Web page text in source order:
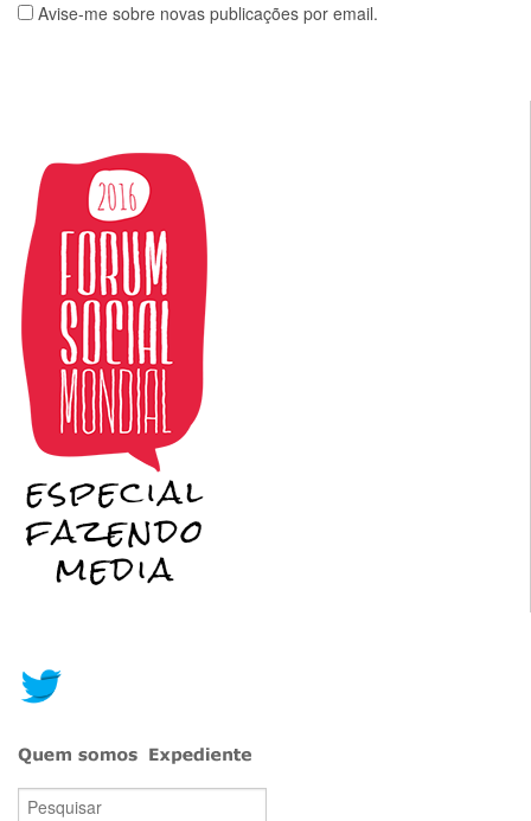
Avise-me sobre novas publicações por email.